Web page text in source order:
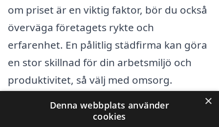
om priset är en viktig faktor, bör du också
överväga företagets rykte och
erfarenhet. En pålitlig städfirma kan göra
en stor skillnad för din arbetsmiljö och
produktivitet, så välj med omsorg.
Få 3 erbjudanden, gratis och utan
×
Denna webbplats använder
cookies